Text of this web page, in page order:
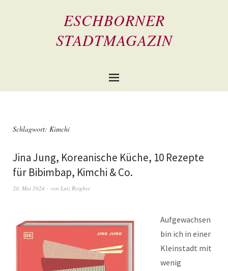
ESCHBORNER
STADTMAGAZIN
Schlagwort: Kimchi
Jina Jung, Koreanische Küche, 10 Rezepte
für Bibimbap, Kimchi & Co.
20. Mai 2024 von Lutz Reigber
Aufgewachsen
bin ich in einer
Kleinstadt mit
wenig